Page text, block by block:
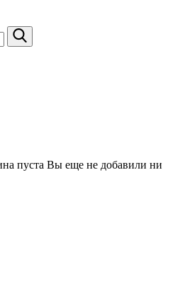
пуста Вы еще не добавили ни